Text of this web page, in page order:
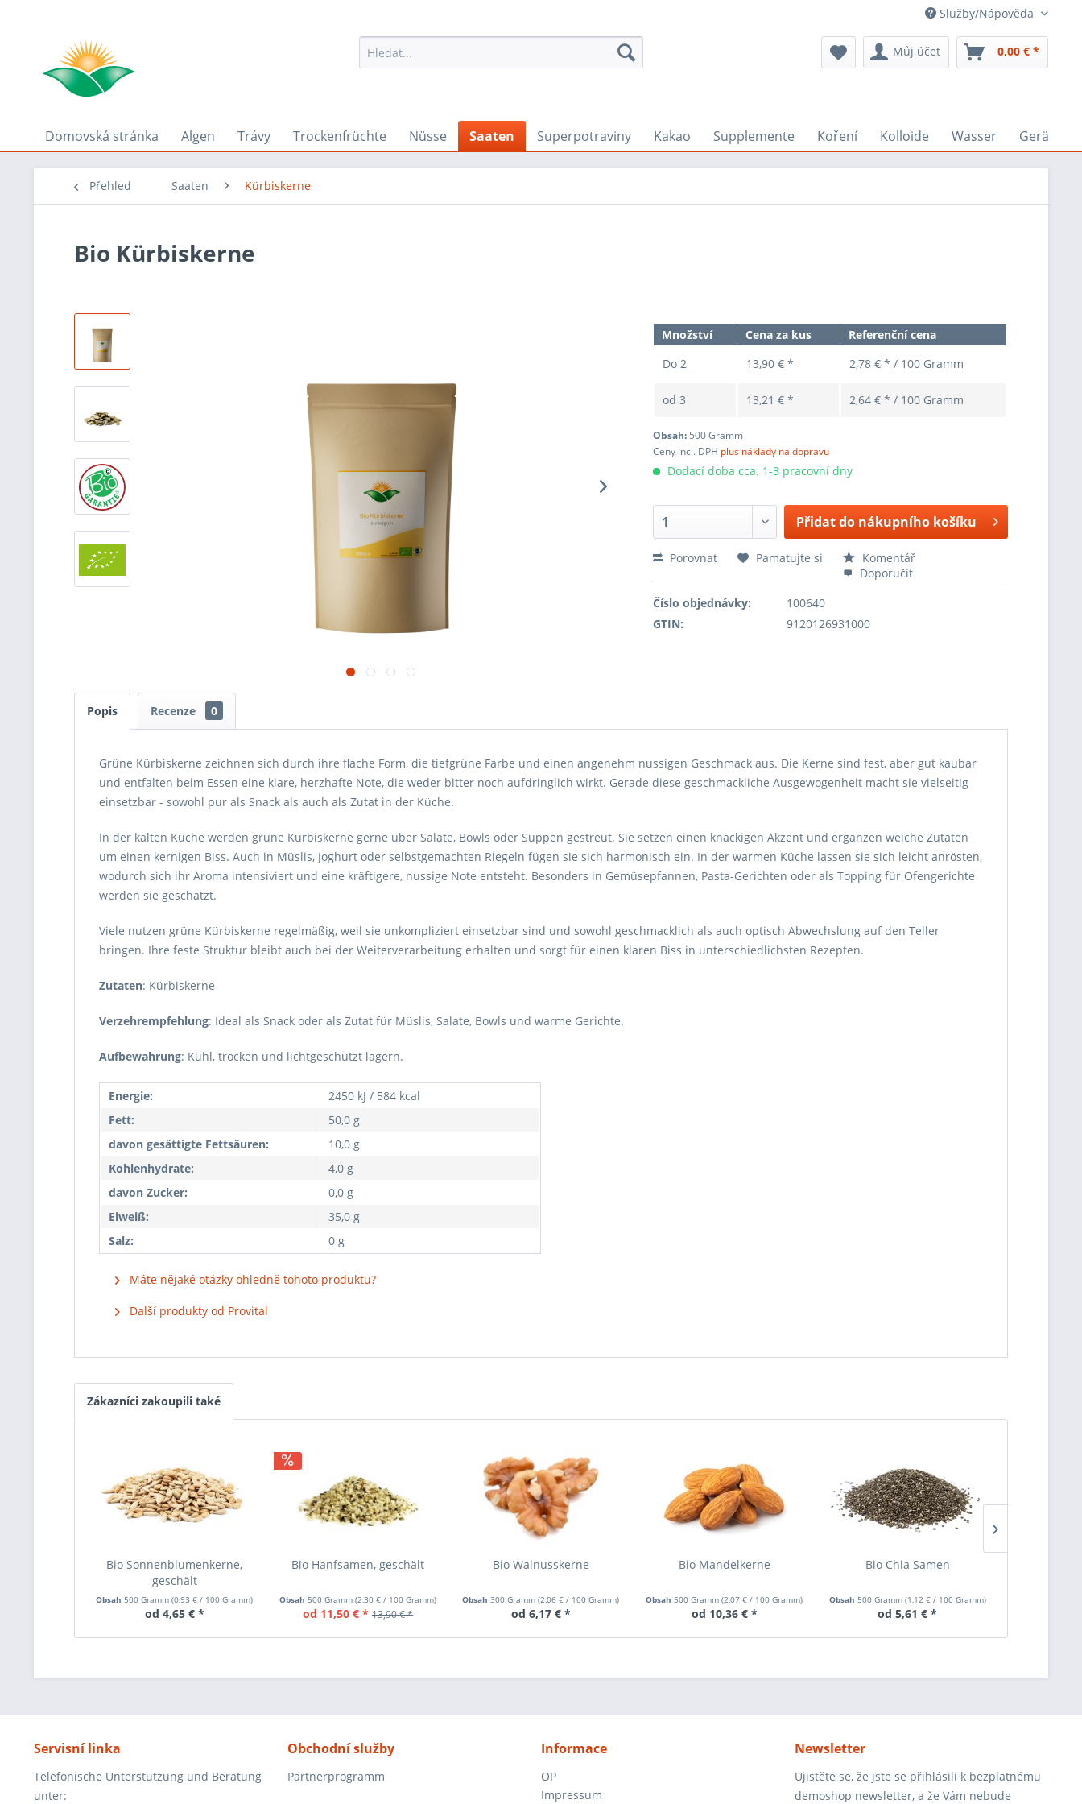
Služby/Nápověda
Můj účet 0,00 € *
Domovská stránka Algen Trávy Trockenfrüchte Nüsse Saaten Superpotraviny Kakao Supplemente Koření Kolloide Wasser Geräte
Přehled Saaten Kürbiskerne
Bio Kürbiskerne
Množství Cena za kus
Referenční cena
Do2 13,90 € * 2,78 € * / 100 Gramm
od3 13,21 € * 2,64 € * / 100 Gramm
Obsah: 500 Gramm
Ceny incl. DPH plus náklady na dopravu
Dodací doba cca. 1-3 pracovní dny
Přidat do nákupního košíku
Porovnat Pamatujte si
Komentář
Doporučit
Číslo objednávky:
100640
GTIN:
9120126931000
Popis Recenze 0
Grüne Kürbiskerne zeichnen sich durch ihre flache Form, die tiefgrüne Farbe und einen angenehm nussigen Geschmack aus. Die Kerne sind fest, aber gut kaubar
und entfalten beim Essen eine klare, herzhafte Note, die weder bitter noch aufdringlich wirkt. Gerade diese geschmackliche Ausgewogenheit macht sie vielseitig
einsetzbar - sowohl pur als Snack als auch als Zutat in der Küche.
In der kalten Küche werden grüne Kürbiskerne gerne über Salate, Bowls oder Suppen gestreut. Sie setzen einen knackigen Akzent und ergänzen weiche Zutaten
um einen kernigen Biss. Auch in Müslis, Joghurt oder selbstgemachten Riegeln fügen sie sich harmonisch ein. In der warmen Küche lassen sie sich leicht anrösten,
wodurch sich ihr Aroma intensiviert und eine kräftigere, nussige Note entsteht. Besonders in Gemüsepfannen, Pasta-Gerichten oder als Topping für Ofengerichte
werden sie geschätzt.
Viele nutzen grüne Kürbiskerne regelmäßig, weil sie unkompliziert einsetzbar sind und sowohl geschmacklich als auch optisch Abwechslung auf den Teller
bringen. Ihre feste Struktur bleibt auch bei der Weiterverarbeitung erhalten und sorgt für einen klaren Biss in unterschiedlichsten Rezepten.
Zutaten: Kürbiskerne
Verzehrempfehlung: Ideal als Snack oder als Zutat für Müslis, Salate, Bowls und warme Gerichte.
Aufbewahrung: Kühl, trocken und lichtgeschützt lagern.
Energie:
2450 kJ / 584 kcal
Fett:
50,0 g
davon gesättigte Fettsäuren:
10,0 g
Kohlenhydrate:
4,0 g
davon Zucker:
0,0 g
Eiweiß:
35,0 g
Salz:
0 g
Máte nějaké otázky ohledně tohoto produktu?
Další produkty od Provital
Zákazníci zakoupili také
Bio Sonnenblumenkerne,
geschält
Obsah500 Gramm(0,93 € / 100 Gramm)
od 4,65 € *
Bio Hanfsamen, geschält
Obsah 500 Gramm (2,30 €/ 100 Gramm)
od 11,50 € * 13,90 € *
Bio Walnusskerne
Obsah300 Gramm(2,06 € / 100 Gramm)
od 6,17 € *
Bio Mandelkerne
Obsah500 Gramm(2,07 € / 100 Gramm)
od 10,36 € *
Bio Chia Samen
Obsah 500 Gramm (1,12 €/ 100 Gramm)
od 5,61 € *
Servisní linka
Telefonische Unterstützung und Beratung
unter:
Obchodní služby
Partnerprogramm
Informace
OP
Impressum
Newsletter
Ujistěte se, že jste se přihlásili k bezplatnému
demoshop newsletter, a že Vám nebude